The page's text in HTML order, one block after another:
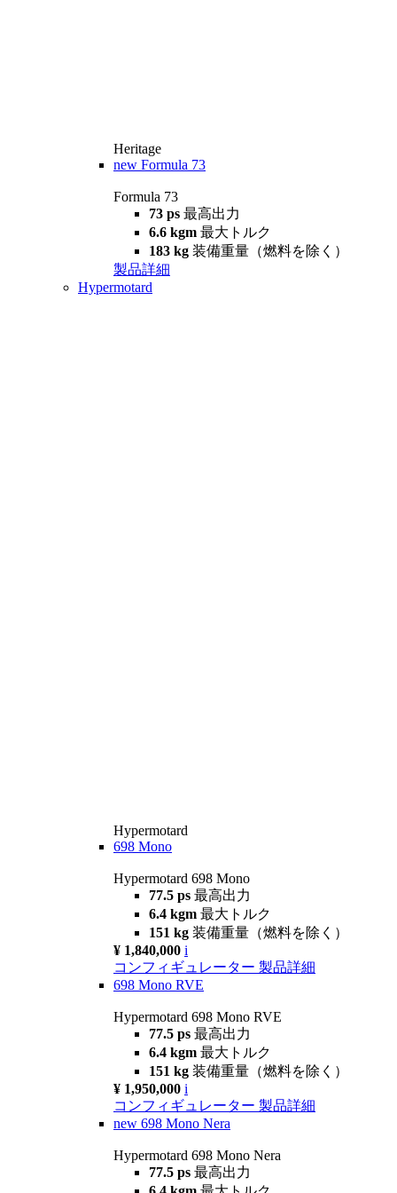
Heritage
new Formula 73
Formula 73
73 ps 最高出力
6.6 kgm 最大トルク
183 kg 装備重量（燃料を除く）
製品詳細
Hypermotard
Hypermotard
698 Mono
Hypermotard 698 Mono
77.5 ps 最高出力
6.4 kgm 最大トルク
151 kg 装備重量（燃料を除く）
¥ 1,840,000 i
コンフィギュレーター 製品詳細
698 Mono RVE
Hypermotard 698 Mono RVE
77.5 ps 最高出力
6.4 kgm 最大トルク
151 kg 装備重量（燃料を除く）
¥ 1,950,000 i
コンフィギュレーター 製品詳細
new 698 Mono Nera
Hypermotard 698 Mono Nera
77.5 ps 最高出力